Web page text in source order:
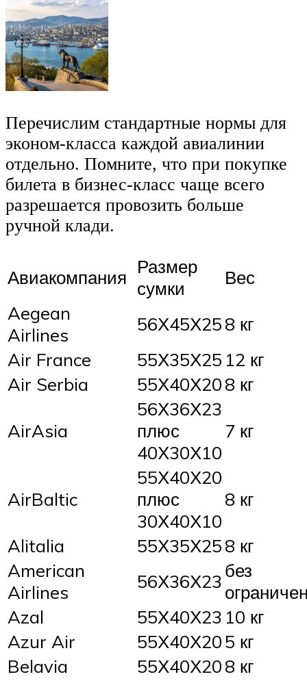
Перечислим стандартные нормы для
эконом-класса каждой авиалинии
отдельно. Помните, что при покупке
билета в бизнес-класс чаще всего
разрешается провозить больше
ручной клади.
Авиакомпания Размер
сумки
Вес
Aegean
Airlines
56Х45Х258 кг
Air France
55Х35Х25 12 кг
Air Serbia
55Х40Х208 кг
AirAsia
56Х36Х23
плюс
40Х30Х10
7 кг
AirBaltic
55Х40Х20
плюс
30Х40Х10
8 кг
Alitalia 55Х35Х258 кг
American
Airlines
56Х36Х23 без
Azal
55Х40Х23 10 кг
Azur Air
55Х40Х205 кг
Belavia
55Х40Х208 кг